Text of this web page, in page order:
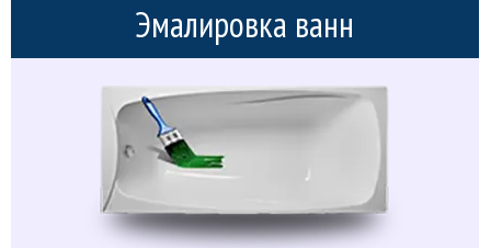
Эмалировка ванн